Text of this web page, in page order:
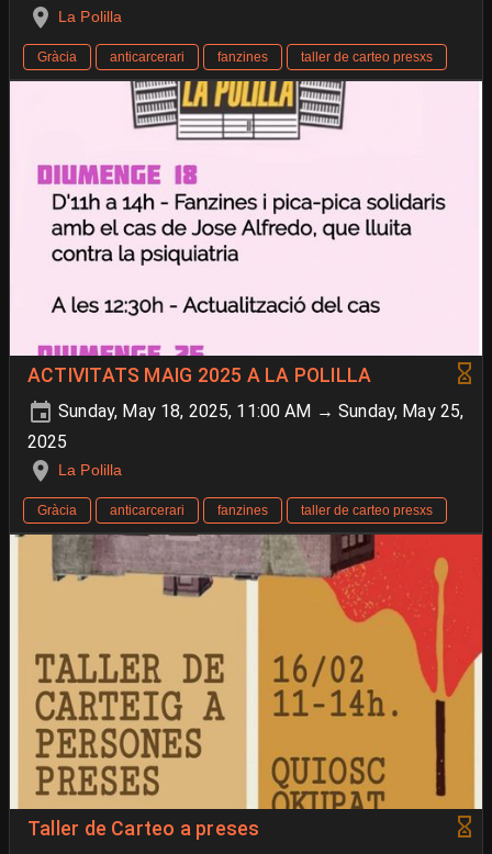
La Polilla
Gràcia anticarcerari fanzines taller de carteo presxs
ACTIVITATS MAIG 2025 A LA POLILLA
Sunday, May 18, 2025, 11:00 AM → Sunday, May 25,
2025
La Polilla
Gràcia anticarcerari fanzines taller de carteo presxs
Taller de Carteo a preses